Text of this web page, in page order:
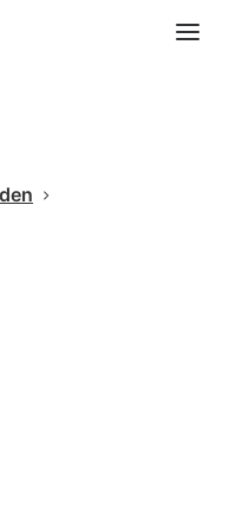
Fiction and
Fiction and the Pandemic